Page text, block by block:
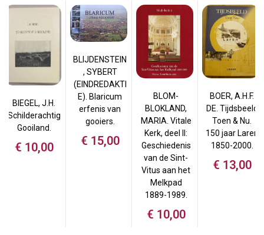
BIEGEL, J.H.
Schilderachtig
Gooiland.
€ 10,00
BLIJDENSTEIN
, SYBERT
(EINDREDAKTI
E). Blaricum
erfenis van
gooiers.
€ 15,00
BLOM-
BLOKLAND,
MARIA. Vitale
Kerk, deel II:
Geschiedenis
van de Sint-
Vitus aan het
Melkpad
1889-1989.
€ 10,00
BOER, A.H.F.
DE. Tijdsbeeld
Toen & Nu.
150 jaar Laren
1850-2000.
€ 13,00